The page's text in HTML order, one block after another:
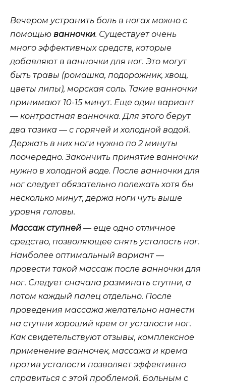
Вечером устранить боль в ногах можно с
помощью ванночки. Существует очень
много эффективных средств, которые
добавляют в ванночки для ног. Это могут
быть травы (ромашка, подорожник, хвощ,
цветы липы), морская соль. Такие ванночки
принимают 10-15 минут. Еще один вариант
— контрастная ванночка. Для этого берут
два тазика — с горячей и холодной водой.
Держать в них ноги нужно по 2 минуты
поочередно. Закончить принятие ванночки
нужно в холодной воде. После ванночки для
ног следует обязательно полежать хотя бы
несколько минут, держа ноги чуть выше
уровня головы.
Массаж ступней — еще одно отличное
средство, позволяющее снять усталость ног.
Наиболее оптимальный вариант —
провести такой массаж после ванночки для
ног. Следует сначала разминать ступни, а
потом каждый палец отдельно. После
проведения массажа желательно нанести
на ступни хороший крем от усталости ног.
Как свидетельствуют отзывы, комплексное
применение ванночек, массажа и крема
против усталости позволяет эффективно
справиться с этой проблемой. Больным с